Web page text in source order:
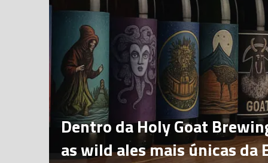
Dentro da Holy Goat
as wild ales mais únicas da